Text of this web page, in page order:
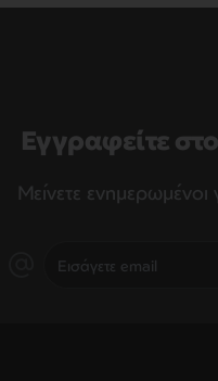
Εγγραφείτε
Μείνετε
email